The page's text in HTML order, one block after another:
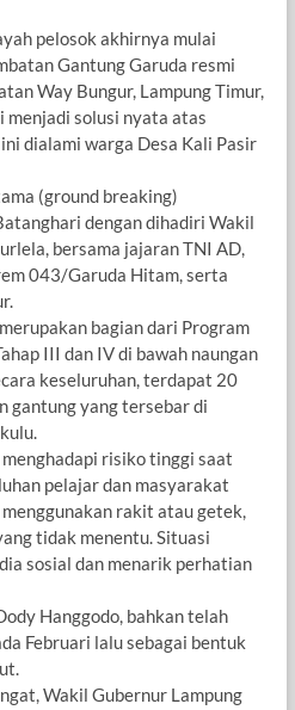
pelosok akhirnya mulai
Gantung Garuda resmi
Way Bungur, Lampung Timur,
solusi nyata atas
dialami warga Desa Kali Pasir
(ground breaking)
dengan dihadiri Wakil
bersama jajaran TNI AD,
043/Garuda Hitam, serta
bagian dari Program
III dan IV di bawah naungan
keseluruhan, terdapat 20
gantung yang tersebar di
risiko tinggi saat
pelajar dan masyarakat
rakit atau getek,
tidak menentu. Situasi
sosial dan menarik perhatian
Hanggodo, bahkan telah
Februari lalu sebagai bentuk
Wakil Gubernur Lampung